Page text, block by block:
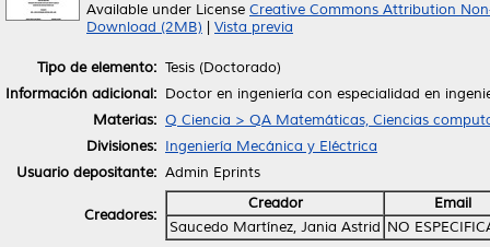
Available under License Creative Commons Attribution
Download (2MB)
Vista previa
Tipo de elemento: Tesis (Doctorado)
Información adicional: Doctor en ingeniería con especialidad en
Materias: Q Ciencia > QA Matemáticas, Ciencias
Divisiones: Ingeniería Mecánica y Eléctrica
Usuario depositante: Admin Eprints
Creadores:
Creador
Email
Saucedo Martínez, Jania Astrid NO